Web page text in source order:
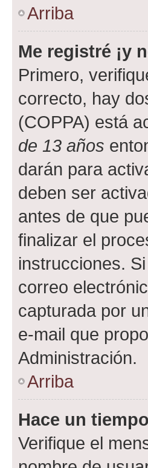
Arriba
Me registré ¡y
Primero,
correcto, hay
(COPPA) está
de 13 años
darán para
deben ser
antes de que
finalizar el
instrucciones.
correo
capturada por
e-mail que
Administración.
Arriba
Hace un
Verifique el